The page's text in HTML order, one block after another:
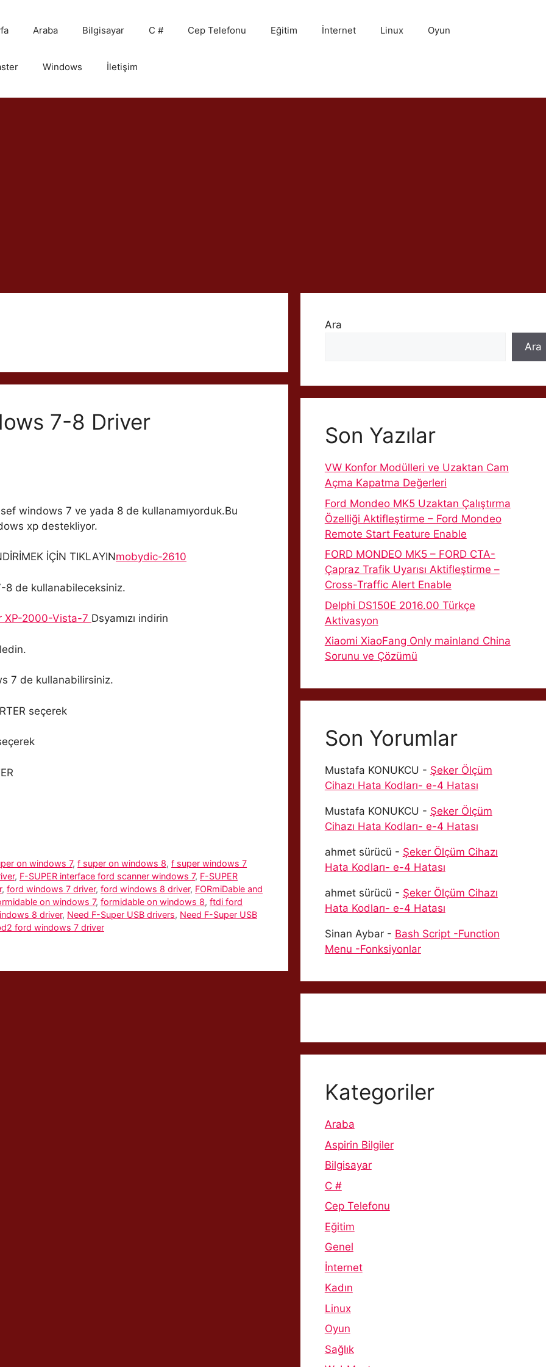
Araba Bilgisayar C # Cep Telefonu Eğitim İnternet Linux Oyun
Windows İletişim
7-8 Driver
windows 7 ve yada 8 de kullanamıyorduk.Bu
xp destekliyor.
İÇİN TIKLAYINmobydic-2610
8 de kullanabileceksiniz.
XP-2000-Vista-7 Dsyamızı indirin
7 de kullanabilirsiniz.
seçerek
on windows 7,f super on windows 8,f super windows 7
, F-SUPER interface ford scanner windows 7, F-SUPER
, ford windows 7 driver, ford windows 8 driver, FORmiDable and
on windows 7, formidable on windows 8, ftdi ford
8 driver, Need F-Super USB drivers, Need F-Super USB
ford windows 7 driver
Ara
Ara
Son Yazılar
VW Konfor Modülleri ve Uzaktan Cam
Açma Kapatma Değerleri
Ford Mondeo MK5 Uzaktan Çalıştırma
Özelliği Aktifleştirme – Ford Mondeo
Remote Start Feature Enable
FORD MONDEO MK5 – FORD CTA-
Çapraz Trafik Uyarısı Aktifleştirme –
Cross-Traffic Alert Enable
Delphi DS150E 2016.00 Türkçe
Aktivasyon
Xiaomi XiaoFang Only mainland China
Sorunu ve Çözümü
Son Yorumlar
Mustafa KONUKCU - Şeker Ölçüm
Cihazı Hata Kodları- e-4 Hatası
Mustafa KONUKCU - Şeker Ölçüm
Cihazı Hata Kodları- e-4 Hatası
ahmet sürücü - Şeker Ölçüm Cihazı
Hata Kodları- e-4 Hatası
ahmet sürücü - Şeker Ölçüm Cihazı
Hata Kodları- e-4 Hatası
Sinan Aybar- Bash Script -Function
Menu -Fonksiyonlar
Kategoriler
Araba
Aspirin Bilgiler
Bilgisayar
C #
Cep Telefonu
Eğitim
Genel
İnternet
Kadın
Linux
Oyun
Sağlık